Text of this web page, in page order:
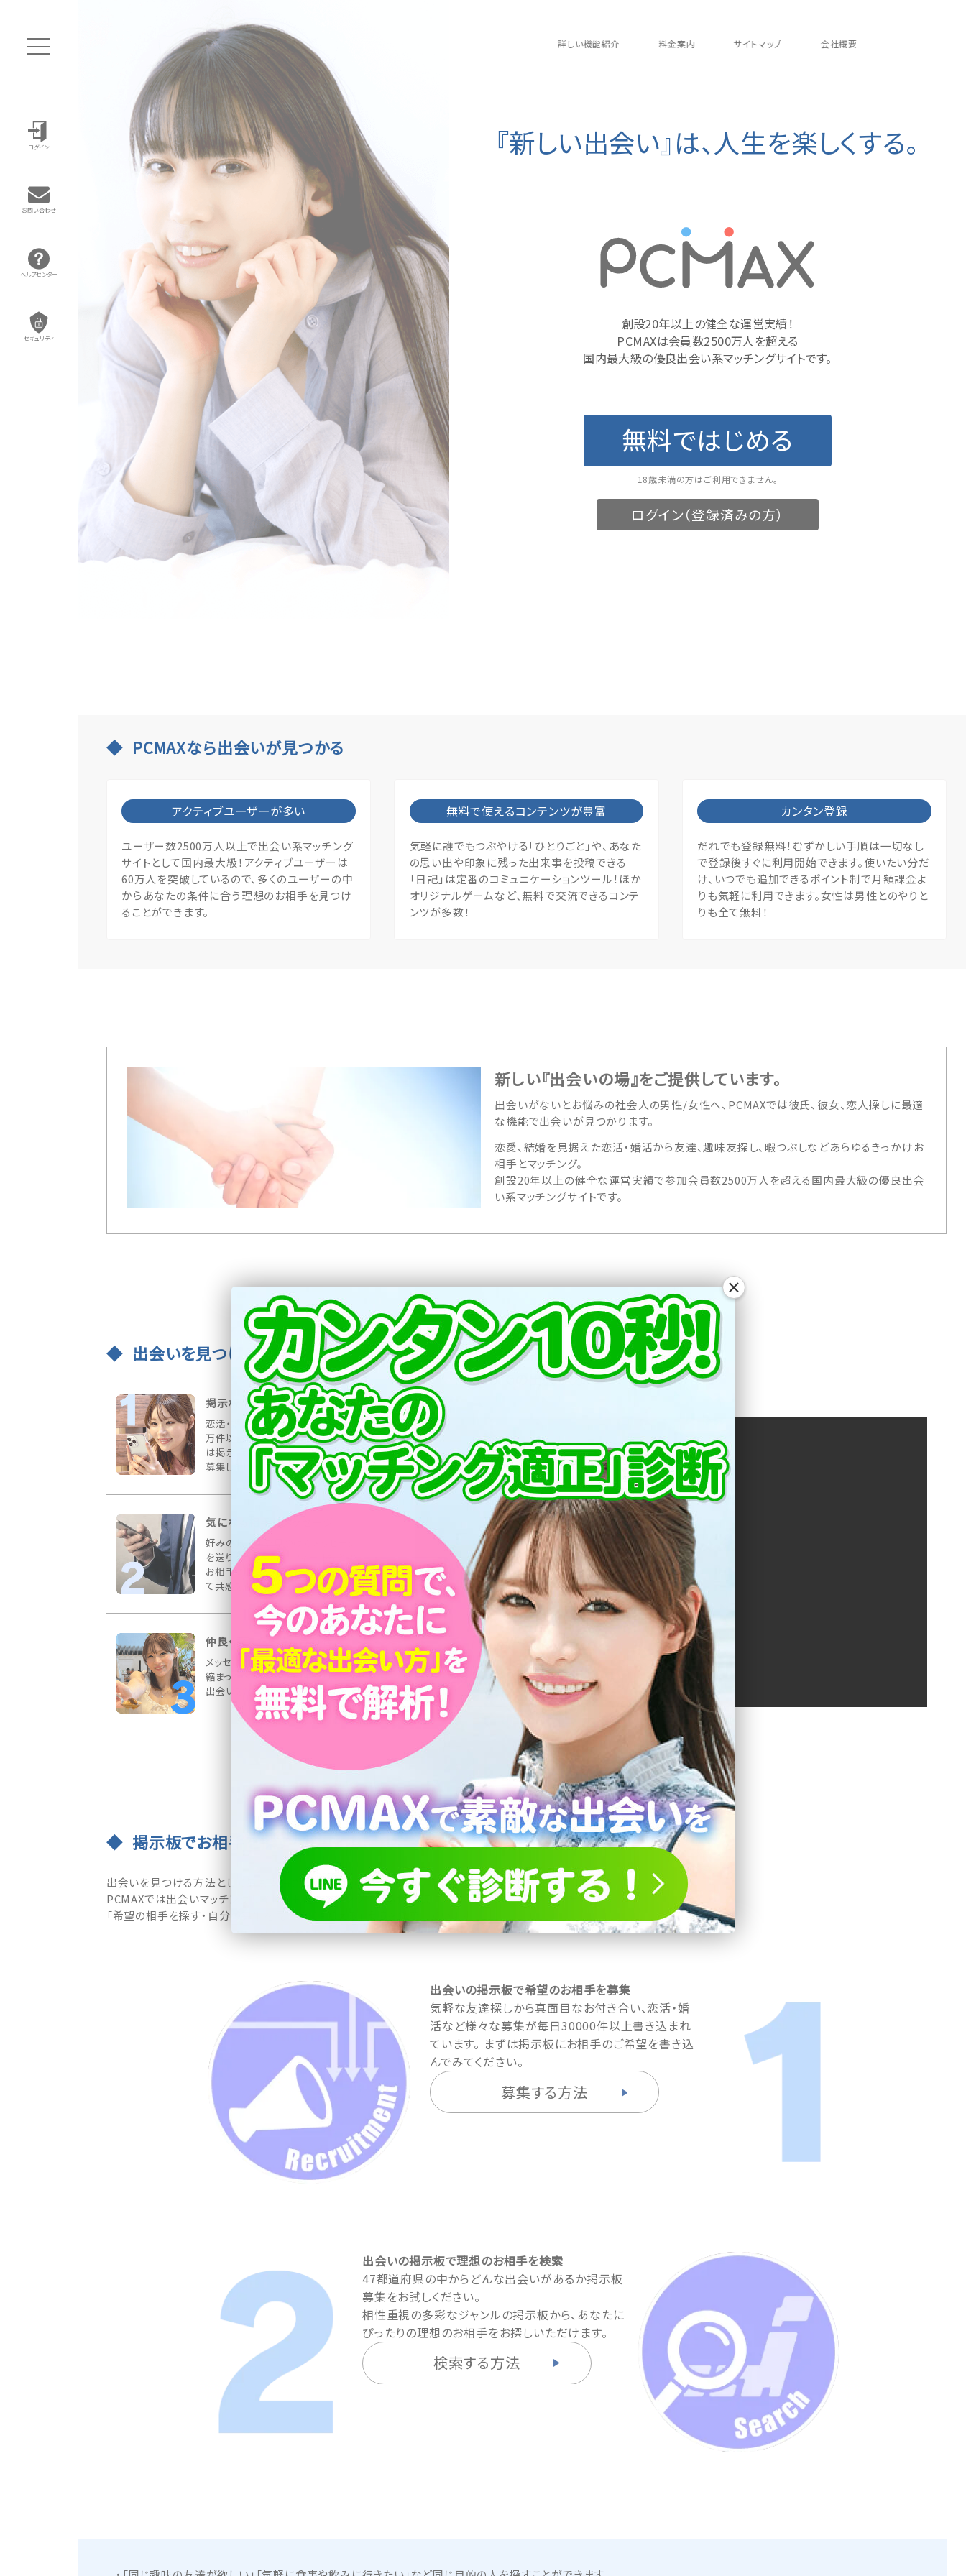
『新しい出会い』は、人生を楽しくする。
創設20年以上の健全な運営実績！
PCMAXは会員数2500万人を超える
国内最大級の優良出会い系マッチングサイトです。
無料ではじめる
18歳未満の方はご利用できません。
ログイン（登録済みの方）
詳しい機能紹介 料金案内 サイトマップ 会社概要
ログイン
お問い合わせ
ヘルプセンター
セキュリティ
PCMAXなら出会いが見つかる
アクティブユーザーが多い
ユーザー数2500万人以上で出会い系マッチング
サイトとして国内最大級！アクティブユーザーは
60万人を突破しているので、多くのユーザーの中
からあなたの条件に合う理想のお相手を見つけ
ることができます。
無料で使えるコンテンツが豊富
気軽に誰でもつぶやける「ひとりごと」や、あなた
の思い出や印象に残った出来事を投稿できる
「日記」は定番のコミュニケーションツール！ほか
オリジナルゲームなど、無料で交流できるコンテ
ンツが多数！
カンタン登録
だれでも登録無料！むずかしい手順は一切なし
で登録後すぐに利用開始できます。使いたい分だ
け、いつでも追加できるポイント制で月額課金よ
りも気軽に利用できます。女性は男性とのやりと
りも全て無料！
新しい『出会いの場』をご提供しています。
出会いがないとお悩みの社会人の男性/女性へ、PCMAXでは彼氏、彼女、恋人探しに最適
な機能で出会いが見つかります。
恋愛、結婚を見据えた恋活・婚活から友達、趣味友探し、暇つぶしなどあらゆるきっかけお
相手とマッチング。
創設20年以上の健全な運営実績で参加会員数2500万人を超える国内最大級の優良出会
い系マッチングサイトです。
出会いを見つける3ステップ
掲示板で出会いを募集
恋活・婚活など様々な募集が毎日3
万件以上書き込まれています！まず
は掲示板にお相手の希望を書いて
募集しましょう！
気になる相手にメッセージ
好みのお相手を見つけてメッセージ
を送りましょう！プロフィールなどの
お相手の情報をしっかりチェックし
て共感を得られる内容が◎
仲良くなったら待ち合わせ
メッセージ交換でお相手との距離が
縮まったら、デートの約束を！素敵な
出会いを応援しています♪
PCMAXでの出会い方
掲示板でお相手を探す・募集する
出会いを見つける方法として最も支持されているのは『出会い掲示板』です。
PCMAXでは出会いマッチングサイトの王道コンテンツである掲示板にこだわり、様々なアプローチから
「希望の相手を探す・自分の募集を見つけてもらえる」環境を構築しています。
出会いの掲示板で希望のお相手を募集
気軽な友達探しから真面目なお付き合い、恋活・婚
活など様々な募集が毎日30000件以上書き込まれ
ています。 まずは掲示板にお相手のご希望を書き込
んでみてください。
募集する方法
出会いの掲示板で理想のお相手を検索
47都道府県の中からどんな出会いがあるか掲示板
募集をお試しください。
相性重視の多彩なジャンルの掲示板から、あなたに
ぴったりの理想のお相手をお探しいただけます。
検索する方法
×